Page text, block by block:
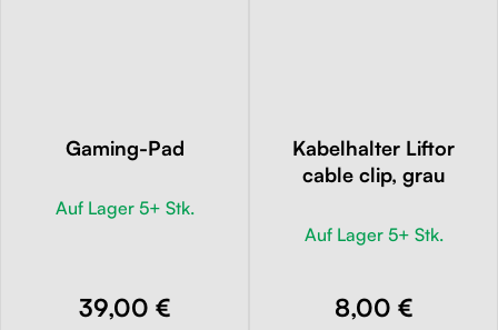
Gaming-Pad
Auf Lager 5+ Stk.
39,00 €
Kabelhalter Liftor
cable clip, grau
Auf Lager 5+ Stk.
8,00 €